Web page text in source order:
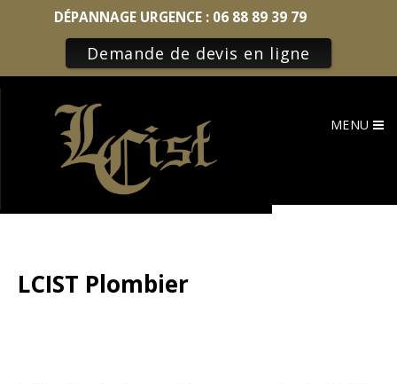
Skip
MENU
LCIST Plombier
DÉPANNAGE URGENCE : 06 88 89 39 79
Demande de devis en ligne